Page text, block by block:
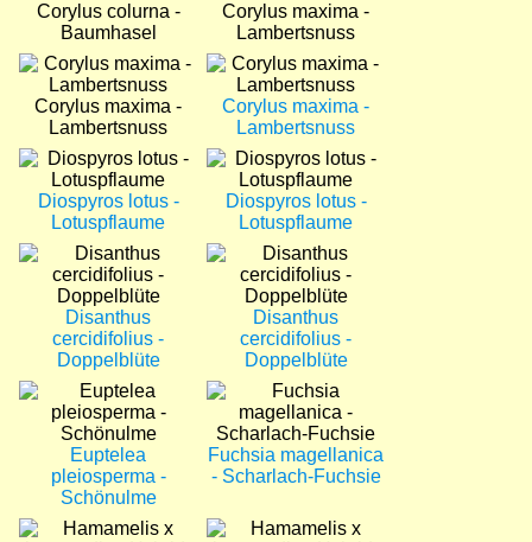
Corylus colurna -
Baumhasel
Corylus maxima -
Lambertsnuss
Bild
Corylus maxima -
Lambertsnuss
Bild
Corylus maxima -
Lambertsnuss
Bild
Diospyros lotus -
Lotuspflaume
Bild
Diospyros lotus -
Lotuspflaume
Bild
Disanthus
cercidifolius -
Doppelblüte
Bild
Disanthus
cercidifolius -
Doppelblüte
Bild
Euptelea
pleiosperma -
Schönulme
Bild
Fuchsia magellanica
- Scharlach-Fuchsie
Bild Bild